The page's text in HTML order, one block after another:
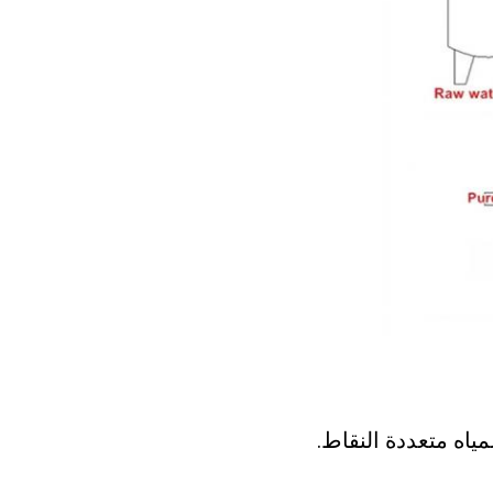
متعددة النقاط.